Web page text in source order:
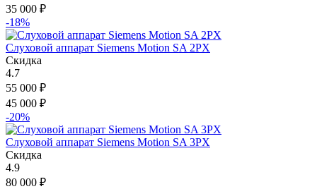
35 000 ₽
-18%
Слуховой аппарат Siemens Motion SA 2PX
Скидка
4.7
55 000 ₽
45 000 ₽
-20%
Слуховой аппарат Siemens Motion SA 3PX
Скидка
4.9
80 000 ₽